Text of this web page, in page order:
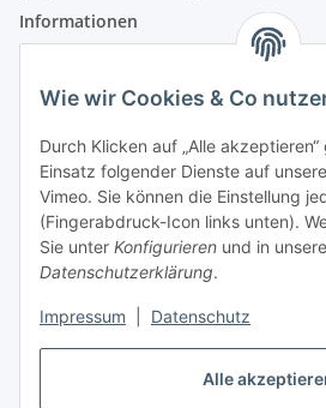
Alle
Wie wir Cookies & Co
Durch Klicken auf „Alle
Einsatz folgender Dienste auf
Vimeo. Sie können die Einstellung
(Fingerabdruck-Icon links unten).
Sie unter Konfigurieren und in
Datenschutzerklärung.
Impressum Datenschutz
Informationen
Gesetzliche Informationen
Zahlungsinformationen
Versandinformationen